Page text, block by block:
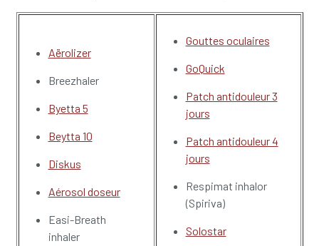
Aërolizer
Breezhaler
Byetta 5
Beytta 10
Diskus
Aérosol doseur
Easi-Breath
inhaler
Gouttes oculaires
GoQuick
Patch antidouleur 3
jours
Patch antidouleur 4
jours
Respimat inhalor
(Spiriva)
Solostar